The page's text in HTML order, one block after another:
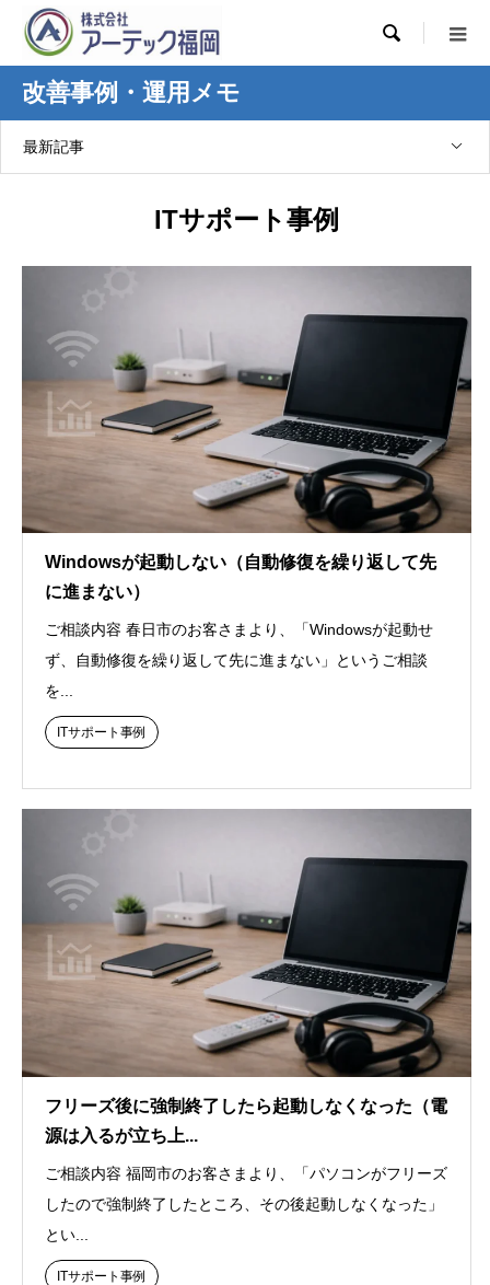

改善事例・運用メモ
最新記事
ITサポート事例
Windowsが起動しない（自動修復を繰り返して先
に進まない）
ご相談内容 春日市のお客さまより、「Windowsが起動せ
ず、自動修復を繰り返して先に進まない」というご相談
を...
ITサポート事例
フリーズ後に強制終了したら起動しなくなった（電
源は入るが立ち上...
ご相談内容 福岡市のお客さまより、「パソコンがフリーズ
したので強制終了したところ、その後起動しなくなった」
とい...
ITサポート事例